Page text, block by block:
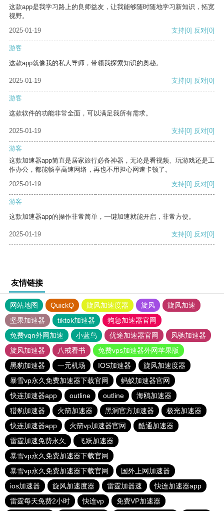
这款app是我学习路上的良师益友，让我能够随时随地学习新知识，拓宽
视野。
2025-01-19
支持[0] 反对[0]
游客
这款app就像我的私人导师，带领我探索知识的奥秘。
2025-01-19 支持[0] 反对[0]
游客
这款软件的功能非常全面，可以满足我所有需求。
2025-01-19 支持[0] 反对[0]
游客
这款加速器app简直是居家旅行必备神器，无论是看视频、玩游戏还是工
作办公，都能畅享高速网络，再也不用担心网速卡顿了。
2025-01-19
支持[0] 反对[0]
游客
这款加速器app的操作非常简单，一键加速就能开启，非常方便。
2025-01-19 支持[0] 反对[0]
友情链接
网站地图 QuickQ 旋风加速度器 旋风
旋风加速
坚果加速器
tiktok加速器
狗急加速器官网
免费vqn外网加速
小蓝鸟 优途加速器官网
风驰加速器
旋风加速器
八戒看书
免费vps加速器外网苹果版
黑豹加速器
一元机场 IOS加速器
旋风加速度器
暴雪vp永久免费加速器下载官网
蚂蚁加速器官网
快连加速器app
outline outline
海鸥加速器
猎豹加速器
火箭加速器 黑洞官方加速器
极光加速器
快连加速器app
火箭vp加速器官网
酷通加速器
雷霆加速免费永久
飞跃加速器
暴雪vp永久免费加速器下载官网
暴雪vp永久免费加速器下载官网
国外上网加速器
ios加速器
旋风加速度器 雷霆加器速
快连加速器app
雷霆每天免费2小时
快连vp 免费VP加速器